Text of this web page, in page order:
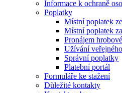
Informace k ochraně
Poplatky
Místní poplatek
Místní poplatek
Pronájem
Užívání
Správní poplatky
Platební portál
Formuláře ke stažení
Důležité kontakty